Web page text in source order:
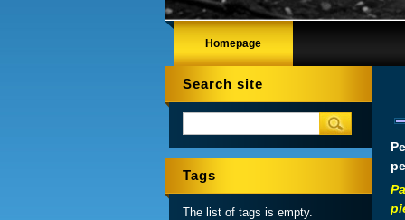
Homepage
Search site
Tags
The list of tags is empty.